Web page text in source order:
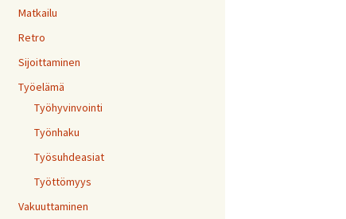
Matkailu
Retro
Sijoittaminen
Työelämä
Työhyvinvointi
Työnhaku
Työsuhdeasiat
Työttömyys
Vakuuttaminen